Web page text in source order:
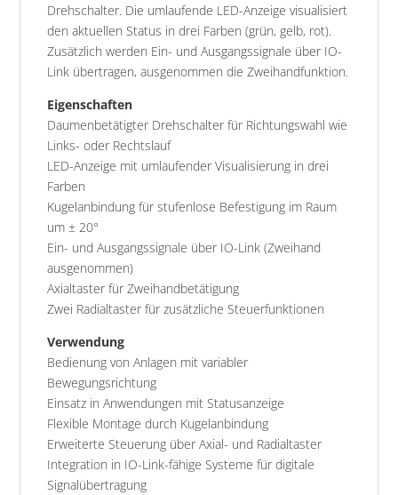
Drehschalter. Die umlaufende LED-Anzeige visualisiert
den aktuellen Status in drei Farben (grün, gelb, rot).
Zusätzlich werden Ein- und Ausgangssignale über IO-
Link übertragen, ausgenommen die Zweihandfunktion.
Eigenschaften
Daumenbetätigter Drehschalter für Richtungswahl wie
Links- oder Rechtslauf
LED-Anzeige mit umlaufender Visualisierung in drei
Farben
Kugelanbindung für stufenlose Befestigung im Raum
um ± 20°
Ein- und Ausgangssignale über IO-Link (Zweihand
ausgenommen)
Axialtaster für Zweihandbetätigung
Zwei Radialtaster für zusätzliche Steuerfunktionen
Verwendung
Bedienung von Anlagen mit variabler
Bewegungsrichtung
Einsatz in Anwendungen mit Statusanzeige
Flexible Montage durch Kugelanbindung
Erweiterte Steuerung über Axial- und Radialtaster
Integration in IO-Link-fähige Systeme für digitale
Signalübertragung